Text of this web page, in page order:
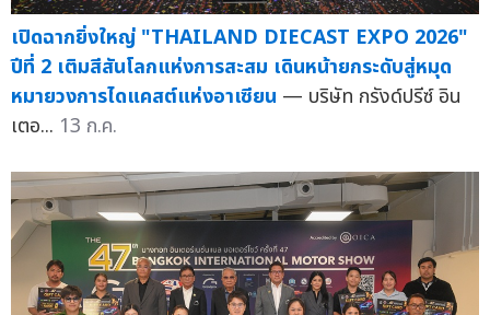
เปิดฉากยิ่งใหญ่ "THAILAND DIECAST EXPO 2026"
ปีที่ 2 เติมสีสันโลกแห่งการสะสม เดินหน้ายกระดับสู่หมุด
หมายวงการไดแคสต์แห่งอาเซียน — บริษัท กรังด์ปรีซ์ อิน
เตอ... 13 ก.ค.